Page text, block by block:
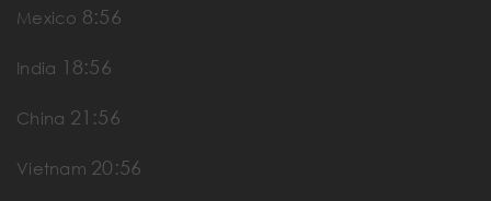
Mexico 8:56
India 18:56
China 21:56
Vietnam 20:56